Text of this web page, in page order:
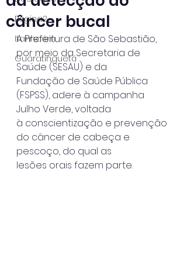
Página2
Itanhaém
Guaratinguetá
câncer bucal
A Prefeitura de São Sebastião,
por meio da Secretaria de
Saúde (SESAU) e da
Fundação de Saúde Pública
(FSPSS), adere à campanha
Julho Verde, voltada
à conscientização e prevenção
do câncer de cabeça e
pescoço, do qual as
lesões orais fazem parte.